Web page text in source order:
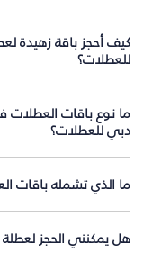
كيف أحجز باقة زهيدة
للعطلات؟
ما نوع باقات العطلات
دبي للعطلات؟
ما الذي تشمله باقات
هل يمكنني الحجز